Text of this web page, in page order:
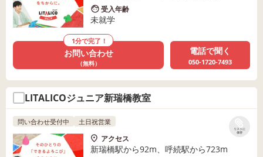
受入年齢
未就学
1分で完了！
お問い合わせ
（無料）
電話で聞く
050-1720-7493
LITALICOジュニア新瑞橋教室
リストに
保存
問い合わせ受付中 土日祝営業
アクセス
新瑞橋駅から92m、呼続駅から723m